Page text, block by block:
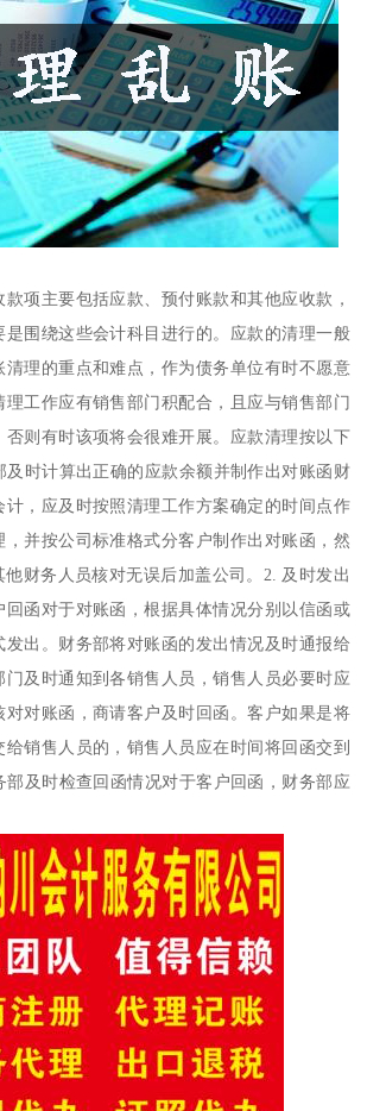
项主要包括应款、预付账款和其他应收款，
是围绕这些会计科目进行的。应款的清理一般
清理的重点和难点，作为债务单位有时不愿意
工作应有销售部门积配合，且应与销售部门
否则有时该项将会很难开展。应款清理按以下
及时计算出正确的应款余额并制作出对账函财
计，应及时按照清理工作方案确定的时间点作
，并按公司标准格式分客户制作出对账函，然
他财务人员核对无误后加盖公司。2. 及时发出
回函对于对账函，根据具体情况分别以信函或
发出。财务部将对账函的发出情况及时通报给
及时通知到各销售人员，销售人员必要时应
对对账函，商请客户及时回函。客户如果是将
销售人员的，销售人员应在时间将回函交到
部及时检查回函情况对于客户回函，财务部应